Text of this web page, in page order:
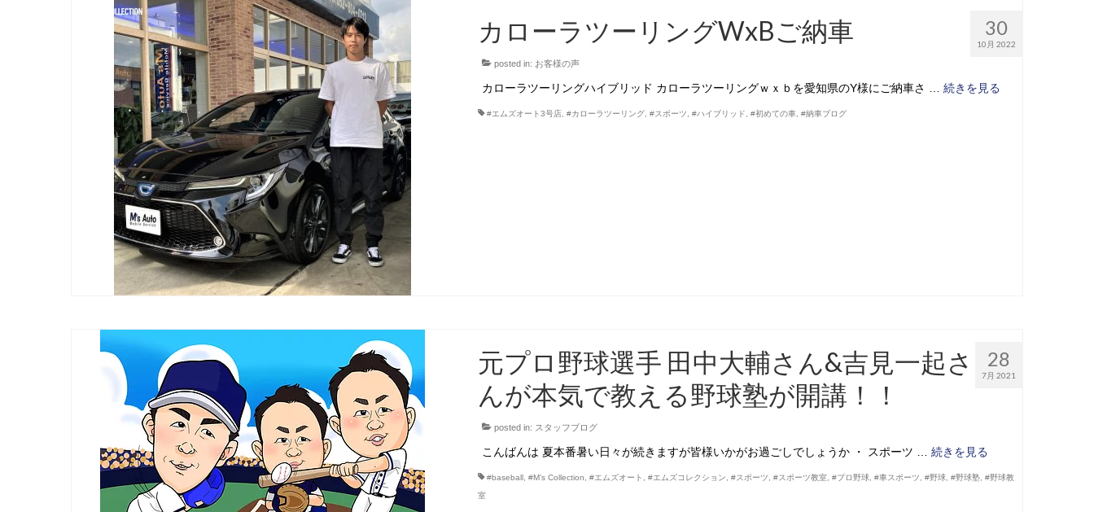
30
10月 2022
カローラツーリングWxBご納車
posted in: お客様の声
カローラツーリングハイブリッド カローラツーリングｗｘｂを愛知県のY様にご納車さ …続きを見る
#エムズオート3号店 ,#カローラツーリング ,#スポーツ ,#ハイブリッド ,#初めての車 ,#納車ブログ
28
7月 2021
元プロ野球選手 田中大輔さん&吉見一起さ
んが本気で教える野球塾が開講！！
posted in: スタッフブログ
こんばんは 夏本番暑い日々が続きますが皆様いかがお過ごしでしょうか ・ スポーツ …続きを見る
#baseball ,#M’s Collection ,#エムズオート ,#エムズコレクション ,#スポーツ ,#スポーツ教室 ,#プロ野球 ,#車スポーツ ,#野球 ,#野球塾 ,#野球教
室